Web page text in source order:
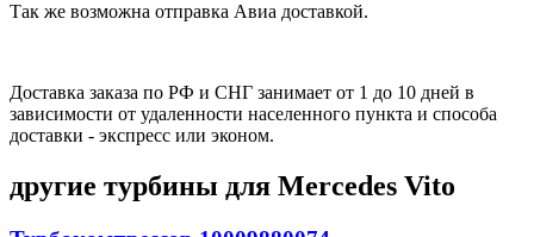
Так же возможна отправка Авиа доставкой.
Доставка заказа по РФ и СНГ занимает от 1 до 10 дней в
зависимости от удаленности населенного пункта и способа
доставки - экспресс или эконом.
другие турбины для Mercedes Vito